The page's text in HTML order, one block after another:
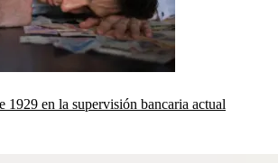
1929 en la supervisión bancaria actual